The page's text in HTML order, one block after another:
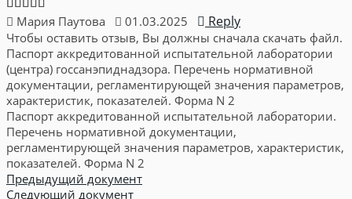
Мария Паутова 01.03.2025 Reply
Чтобы оставить отзыв, Вы должны сначала скачать файл.
Паспорт аккредитованной испытательной лаборатории
(центра) госсанэпиднадзора. Перечень нормативной
документации, регламентирующей значения параметров,
характеристик, показателей. Форма N 2
Паспорт аккредитованной испытательной лаборатории.
Перечень нормативной документации,
регламентирующей значения параметров, характеристик,
показателей. Форма N 2
Предыдущий документ
Следующий документ